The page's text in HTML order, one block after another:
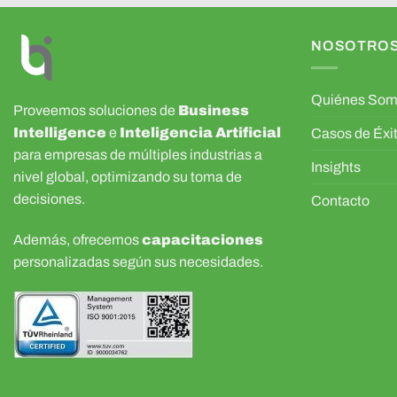
Proveemos soluciones de Business
Intelligence e Inteligencia Artificial
para empresas de múltiples industrias a
nivel global, optimizando su toma de
decisiones.
Además, ofrecemoscapacitaciones
personalizadas según sus necesidades.
Quiénes
Casos de
Insights
Contacto